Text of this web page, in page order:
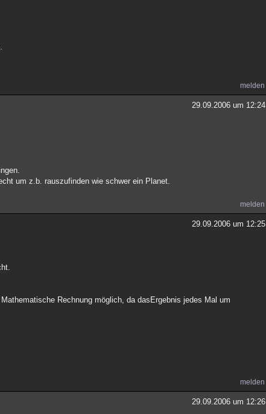
melden
29.09.2006 um 12:24
um z.b. rauszufinden wie schwer ein Planet.
melden
29.09.2006 um 12:25
Rechnung möglich, da dasErgebnis jedes Mal um
melden
29.09.2006 um 12:26